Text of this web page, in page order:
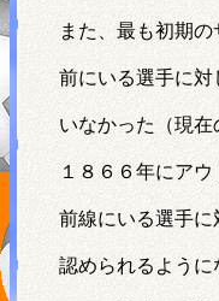
また、最も初期
前にいる選手に対
いなかった（現
１８６６年にア
前線にいる選手
認められるように